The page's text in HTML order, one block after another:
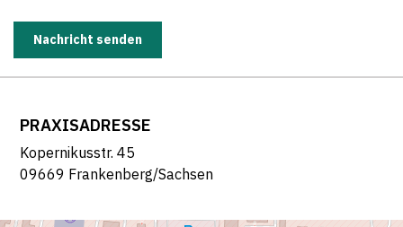
Nachricht senden
PRAXISADRESSE
Kopernikusstr. 45
09669 Frankenberg/Sachsen